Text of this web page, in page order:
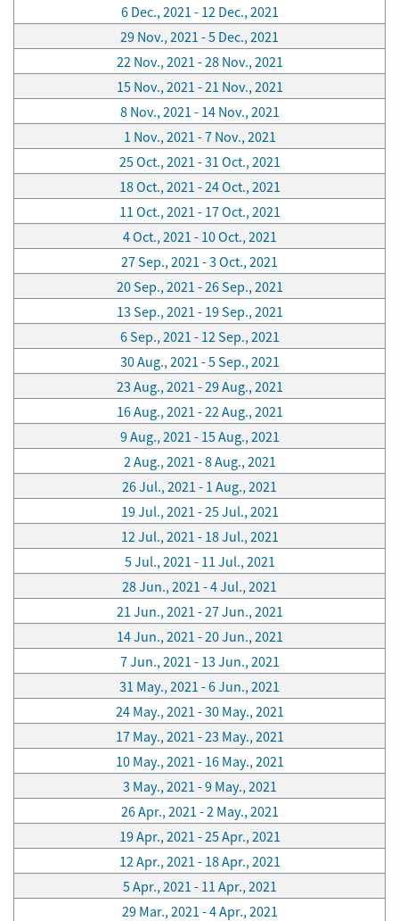
6 Dec., 2021 - 12 Dec., 2021
29 Nov., 2021 - 5 Dec., 2021
22 Nov., 2021 - 28 Nov., 2021
15 Nov., 2021 - 21 Nov., 2021
8 Nov., 2021 - 14 Nov., 2021
1 Nov., 2021 - 7 Nov., 2021
25 Oct., 2021 - 31 Oct., 2021
18 Oct., 2021 - 24 Oct., 2021
11 Oct., 2021 - 17 Oct., 2021
4 Oct., 2021 - 10 Oct., 2021
27 Sep., 2021 - 3 Oct., 2021
20 Sep., 2021 - 26 Sep., 2021
13 Sep., 2021 - 19 Sep., 2021
6 Sep., 2021 - 12 Sep., 2021
30 Aug., 2021 - 5 Sep., 2021
23 Aug., 2021 - 29 Aug., 2021
16 Aug., 2021 - 22 Aug., 2021
9 Aug., 2021 - 15 Aug., 2021
2 Aug., 2021 - 8 Aug., 2021
26 Jul., 2021 - 1 Aug., 2021
19 Jul., 2021 - 25 Jul., 2021
12 Jul., 2021 - 18 Jul., 2021
5 Jul., 2021 - 11 Jul., 2021
28 Jun., 2021 - 4 Jul., 2021
21 Jun., 2021 - 27 Jun., 2021
14 Jun., 2021 - 20 Jun., 2021
7 Jun., 2021 - 13 Jun., 2021
31 May., 2021 - 6 Jun., 2021
24 May., 2021 - 30 May., 2021
17 May., 2021 - 23 May., 2021
10 May., 2021 - 16 May., 2021
3 May., 2021 - 9 May., 2021
26 Apr., 2021 - 2 May., 2021
19 Apr., 2021 - 25 Apr., 2021
12 Apr., 2021 - 18 Apr., 2021
5 Apr., 2021 - 11 Apr., 2021
29 Mar., 2021 - 4 Apr., 2021